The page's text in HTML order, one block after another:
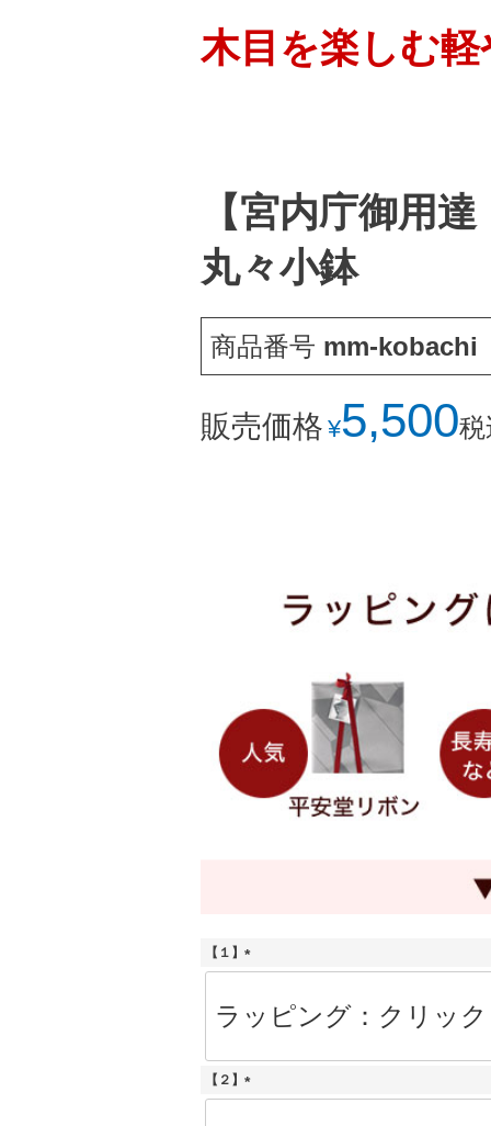
木目を楽しむ
【宮内庁御用
丸々小鉢
商品番号 mm-kobachi
販売価格 ¥5,500税
【１】
(
須
【２】
(